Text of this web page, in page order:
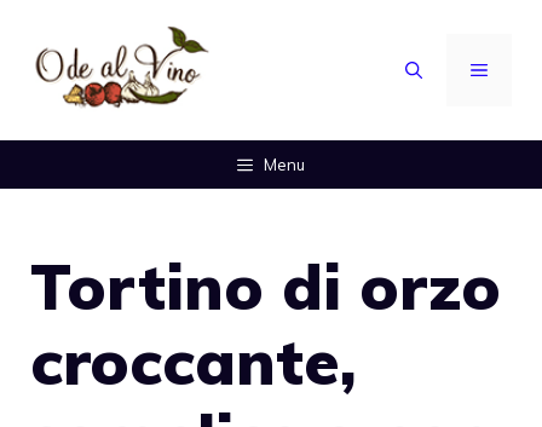
contenuto
MENU
Menu
Tortino di orzo
croccante,